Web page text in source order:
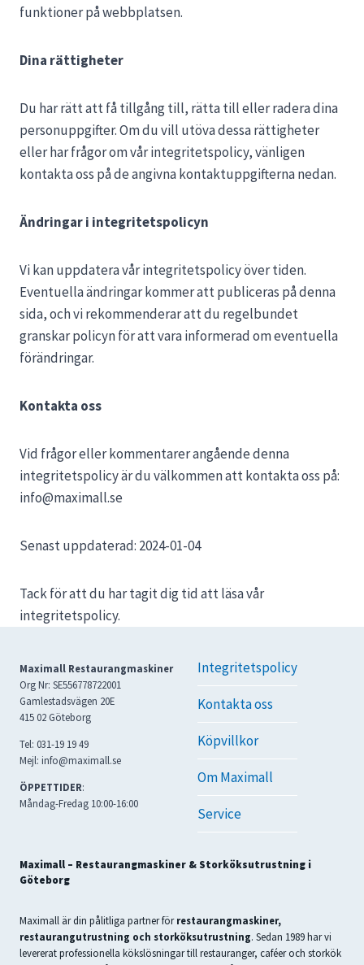
funktioner på webbplatsen.
Dina rättigheter
Du har rätt att få tillgång till, rätta till eller radera dina
personuppgifter. Om du vill utöva dessa rättigheter
eller har frågor om vår integritetspolicy, vänligen
kontakta oss på de angivna kontaktuppgifterna nedan.
Ändringar i integritetspolicyn
Vi kan uppdatera vår integritetspolicy över tiden.
Eventuella ändringar kommer att publiceras på denna
sida, och vi rekommenderar att du regelbundet
granskar policyn för att vara informerad om eventuella
förändringar.
Kontakta oss
Vid frågor eller kommentarer angående denna
integritetspolicy är du välkommen att kontakta oss på:
info@maximall.se
Senast uppdaterad: 2024-01-04
Tack för att du har tagit dig tid att läsa vår
integritetspolicy.
Maximall Restaurangmaskiner
Org Nr: SE556778722001
Gamlestadsvägen 20E
415 02 Göteborg
Tel: 031-19 19 49
Mejl: info@maximall.se
ÖPPETTIDER:
Måndag-Fredag 10:00-16:00
Integritetspolicy
Kontakta oss
Köpvillkor
Om Maximall
Service
Maximall – Restaurangmaskiner & Storköksutrustning i
Göteborg
Maximall är din pålitliga partner förrestaurangmaskiner,
restaurangutrustning och storköksutrustning. Sedan 1989 har vi
levererat professionella kökslösningar till restauranger, caféer och storkök